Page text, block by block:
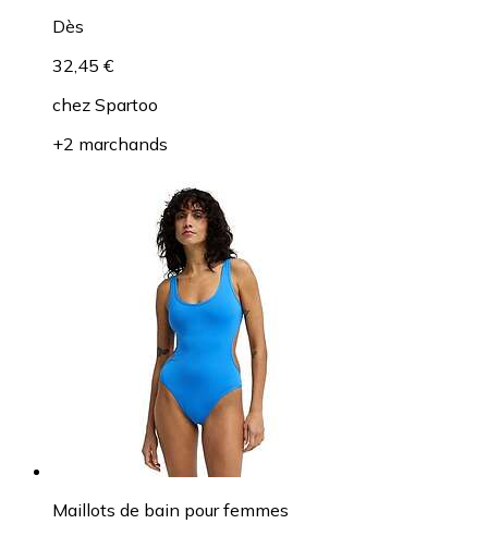
Dès
32,45 €
chez Spartoo
+2 marchands
Maillots de bain pour femmes